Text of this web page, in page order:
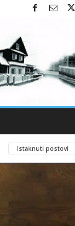
Istaknuti postovi